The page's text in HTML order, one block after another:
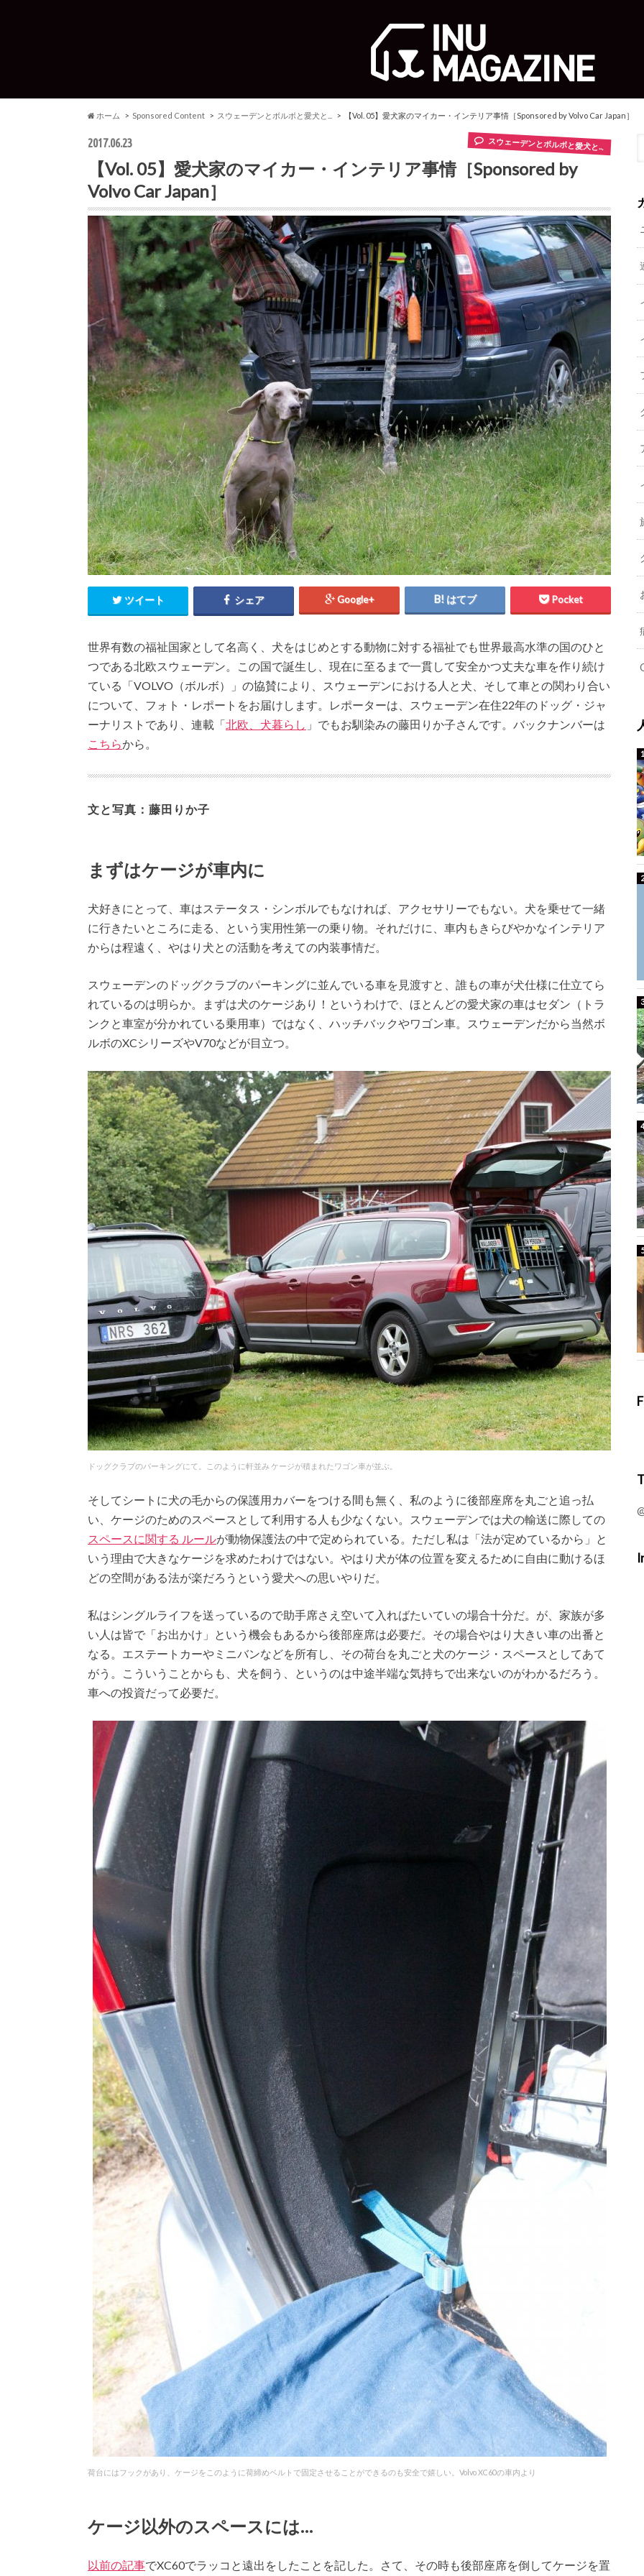
ホーム Sponsored Content スウェーデンとボルボと愛犬と... 【Vol. 05】愛犬家のマイカー・インテリア事情［Sponsored by Volvo Car Japan］
2017.06.23 スウェーデンとボルボと愛犬と...
【Vol. 05】愛犬家のマイカー・インテリア事情［Sponsored by
Volvo Car Japan］
ツイート シェア Google+ はてブ Pocket
世界有数の福祉国家として名高く、犬をはじめとする動物に対する福祉でも世界最高水準の国のひと
つである北欧スウェーデン。この国で誕生し、現在に至るまで一貫して安全かつ丈夫な車を作り続け
ている「VOLVO（ボルボ）」の協賛により、スウェーデンにおける人と犬、そして車との関わり合い
について、フォト・レポートをお届けします。レポーターは、スウェーデン在住22年のドッグ・ジャ
ーナリストであり、連載「北欧、犬暮らし
」でもお馴染みの藤田りか子さんです。バックナンバーは
こちらから。
文と写真：藤田りか子
まずはケージが車内に
犬好きにとって、車はステータス・シンボルでもなければ、アクセサリーでもない。犬を乗せて一緒
に行きたいところに走る、という実用性第一の乗り物。それだけに、車内もきらびやかなインテリア
からは程遠く、やはり犬との活動を考えての内装事情だ。
スウェーデンのドッグクラブのパーキングに並んでいる車を見渡すと、誰もの車が犬仕様に仕立てら
れているのは明らか。まずは犬のケージあり！というわけで、ほとんどの愛犬家の車はセダン（トラ
ンクと車室が分かれている乗用車）ではなく、ハッチバックやワゴン車。スウェーデンだから当然ボ
ルボのXCシリーズやV70などが目立つ。
ドッグクラブのパーキングにて。このように軒並み ケージが積まれたワゴン車が並ぶ。
そしてシートに犬の毛からの保護用カバーをつける間も無く、私のように後部座席を丸ごと追っ払
い、ケージのためのスペースとして利用する人も少なくない。スウェーデンでは犬の輸送に際しての
スペースに関する ルールが動物保護法の中で定められている。ただし私は「法が定めているから」と
いう理由で大きなケージを求めたわけではない。やはり犬が体の位置を変えるために自由に動けるほ
どの空間がある法が楽だろうという愛犬への思いやりだ。
私はシングルライフを送っているので助手席さえ空いて入ればたいていの場合十分だ。が、家族が多
い人は皆で「お出かけ」という機会もあるから後部座席は必要だ。その場合やはり大きい車の出番と
なる。エステートカーやミニバンなどを所有し、その荷台を丸ごと犬のケージ・スペースとしてあて
がう。こういうことからも、犬を飼う、というのは中途半端な気持ちで出来ないのがわかるだろう。
車への投資だって必要だ。
荷台にはフックがあり、ケージをこのように荷締めベルトで固定させることができるのも安全で嬉しい。Volvo XC60の車内より
ケージ以外のスペースには…
以前の記事でXC60でラッコと遠出をしたことを記した。さて、その時も後部座席を倒してケージを置